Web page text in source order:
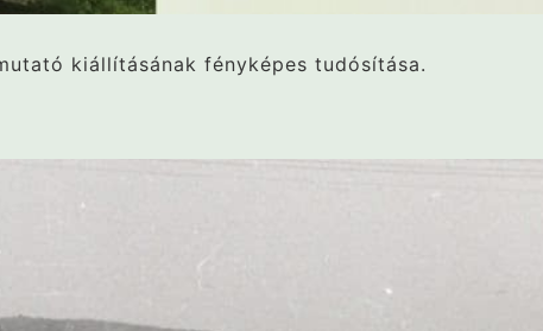
kiállításának fényképes tudósítása.